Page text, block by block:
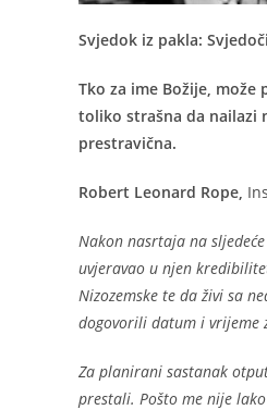
Svjedok iz pakla:
Tko za ime Božije,
toliko strašna da nailazi
prestravična.
Robert Leonard Rope,
Nakon nasrtaja na
uvjeravao u njen
Nizozemske te da živi sa
dogovorili datum i vrijeme
Za planirani sastanak
prestali. Pošto me nije